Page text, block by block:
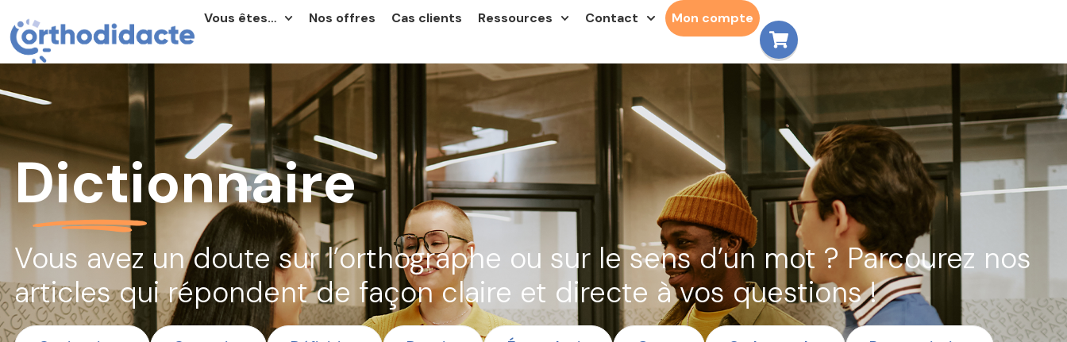
Vous êtes… Nos offres Cas clients Ressources Contact Mon compte
Dictionnaire
Vous avez un doute sur l’orthographe ou sur le sens d’un mot ? Parcourez nos
articles qui répondent de façon claire et directe à vos questions !